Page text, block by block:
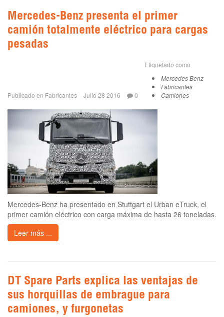
Mercedes-Benz presenta el primer
camión totalmente eléctrico para cargas
pesadas
Publicado en Fabricantes Julio 28 2016 0
Etiquetado como
Mercedes Benz
Fabricantes
Camiones
Mercedes-Benz ha presentado en Stuttgart el Urban eTruck, el
primer camión eléctrico con carga máxima de hasta 26 toneladas.
Leer más ...
DT Spare Parts explica las ventajas de
sus horquillas de embrague para
camiones, y furgonetas